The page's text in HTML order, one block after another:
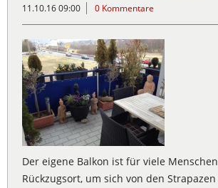
11.10.16 09:00 0 Kommentare
Der eigene Balkon ist für viele
Rückzugsort, um sich von den